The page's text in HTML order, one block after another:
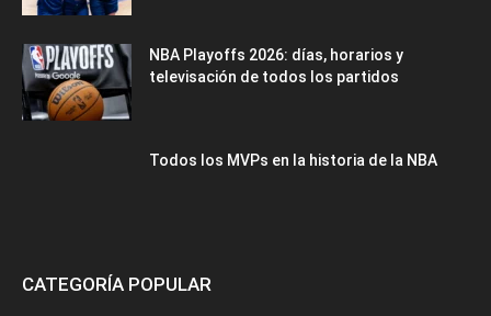
NBA Playoffs 2026: días, horarios y
televisación de todos los partidos
Todos los MVPs en la historia de la NBA
CATEGORÍA POPULAR